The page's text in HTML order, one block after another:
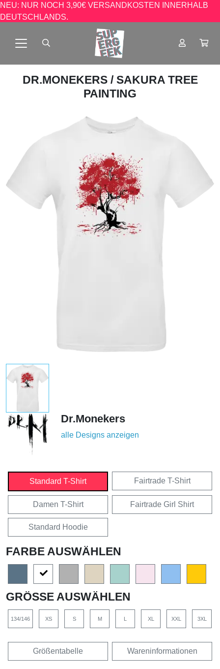
NEU: NUR NOCH 3,90€ VERSANDKOSTEN INNERHALB
DEUTSCHLANDS.
DR.MONEKERS / SAKURA TREE
PAINTING
Dr.Monekers
alle Designs anzeigen
Standard T-Shirt Fairtrade T-Shirt
Damen T-Shirt Fairtrade Girl Shirt
Standard Hoodie
FARBE AUSWÄHLEN
GRÖSSE AUSWÄHLEN
134/146 XS S M L XL XXL 3XL
Größentabelle Wareninformationen